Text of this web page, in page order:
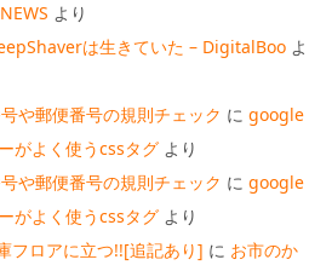
より
は生きていた – DigitalBoo よ
や郵便番号の規則チェック に google
がよく使うcssタグ より
や郵便番号の規則チェック に google
がよく使うcssタグ より
フロアに立つ!![追記あり] に お市のか